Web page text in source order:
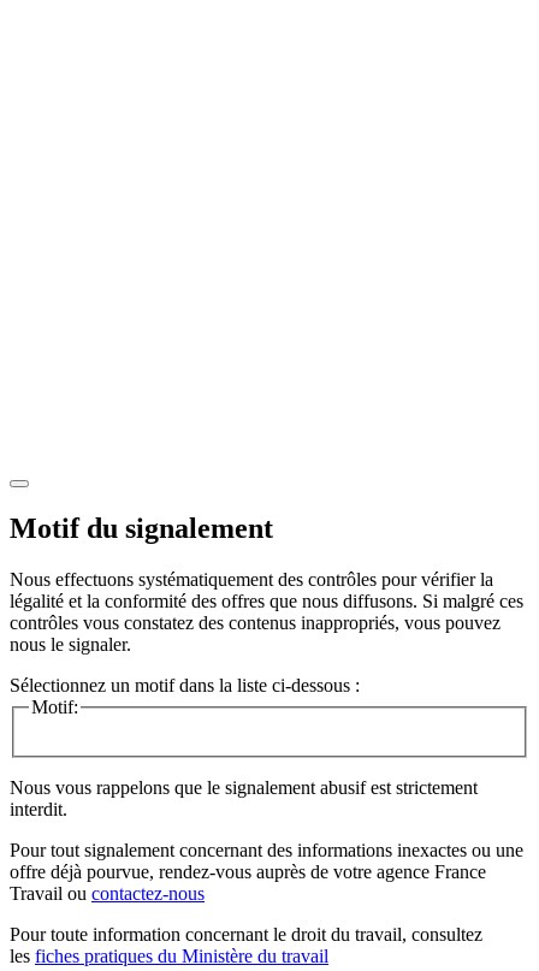
Motif du signalement
Nous effectuons systématiquement des contrôles pour vérifier la
légalité et la conformité des offres que nous diffusons. Si malgré ces
contrôles vous constatez des contenus inappropriés, vous pouvez
nous le signaler.
Sélectionnez un motif dans la liste ci-dessous :
Motif:
Nous vous rappelons que le signalement abusif est strictement
interdit.
Pour tout signalement concernant des informations inexactes ou une
offre déjà pourvue, rendez-vous auprès de votre agence France
Travail ou contactez-nous
Pour toute information concernant le droit du travail, consultez
les fiches pratiques du Ministère du travail